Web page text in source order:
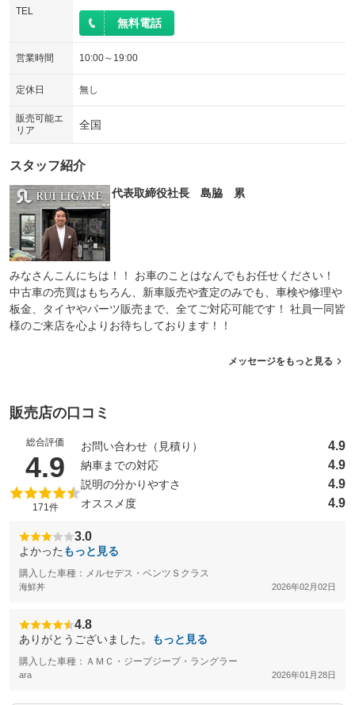
TEL
無料電話
営業時間 10:00～19:00
定休日 無し
販売可能エ
リア
全国
スタッフ紹介
代表取締役社長 島脇 累
みなさんこんにちは！！ お車のことはなんでもお任せください！
中古車の売買はもちろん、新車販売や査定のみでも、車検や修理や
板金、タイヤやパーツ販売まで、全てご対応可能です！ 社員一同皆
様のご来店を心よりお待ちしております！！
メッセージをもっと見る
販売店の口コミ
総合評価
4.9 （5点満点中）
171件
お問い合わせ（見積り） 4.9
納車までの対応 4.9
説明の分かりやすさ 4.9
オススメ度 4.9
3.0
よかった もっと見る
購入した車種：メルセデス・ベンツＳクラス
海鮮丼 2026年02月02日
4.8
ありがとうございました。 もっと見る
購入した車種：ＡＭＣ・ジープジープ・ラングラー
ara 2026年01月28日